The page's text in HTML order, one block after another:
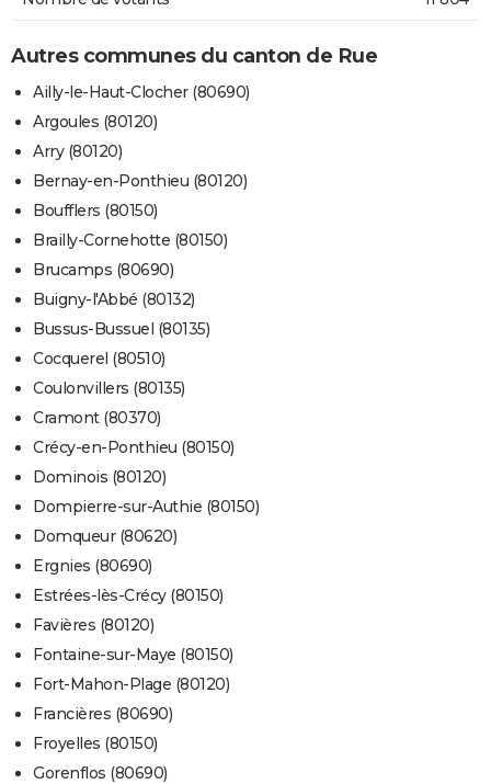
Autres communes du canton de Rue
Ailly-le-Haut-Clocher (80690)
Argoules (80120)
Arry (80120)
Bernay-en-Ponthieu (80120)
Boufflers (80150)
Brailly-Cornehotte (80150)
Brucamps (80690)
Buigny-l'Abbé (80132)
Bussus-Bussuel (80135)
Cocquerel (80510)
Coulonvillers (80135)
Cramont (80370)
Crécy-en-Ponthieu (80150)
Dominois (80120)
Dompierre-sur-Authie (80150)
Domqueur (80620)
Ergnies (80690)
Estrées-lès-Crécy (80150)
Favières (80120)
Fontaine-sur-Maye (80150)
Fort-Mahon-Plage (80120)
Francières (80690)
Froyelles (80150)
Gorenflos (80690)